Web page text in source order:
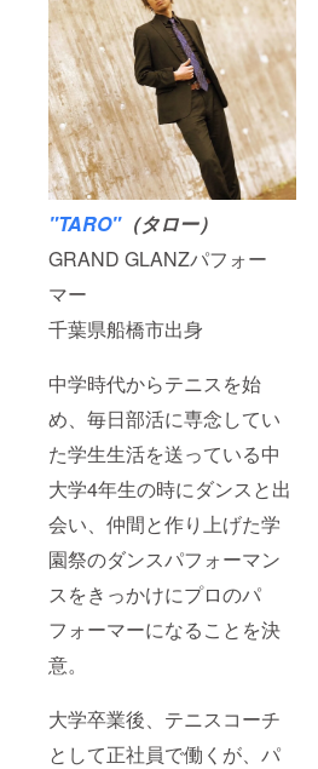
"TARO"（タロー）
GRAND GLANZパフォー
マー
千葉県船橋市出身
中学時代からテニスを始
め、毎日部活に専念してい
た学生生活を送っている中
大学4年生の時にダンスと出
会い、仲間と作り上げた学
園祭のダンスパフォーマン
スをきっかけにプロのパ
フォーマーになることを決
意。
大学卒業後、テニスコーチ
として正社員で働くが、パ